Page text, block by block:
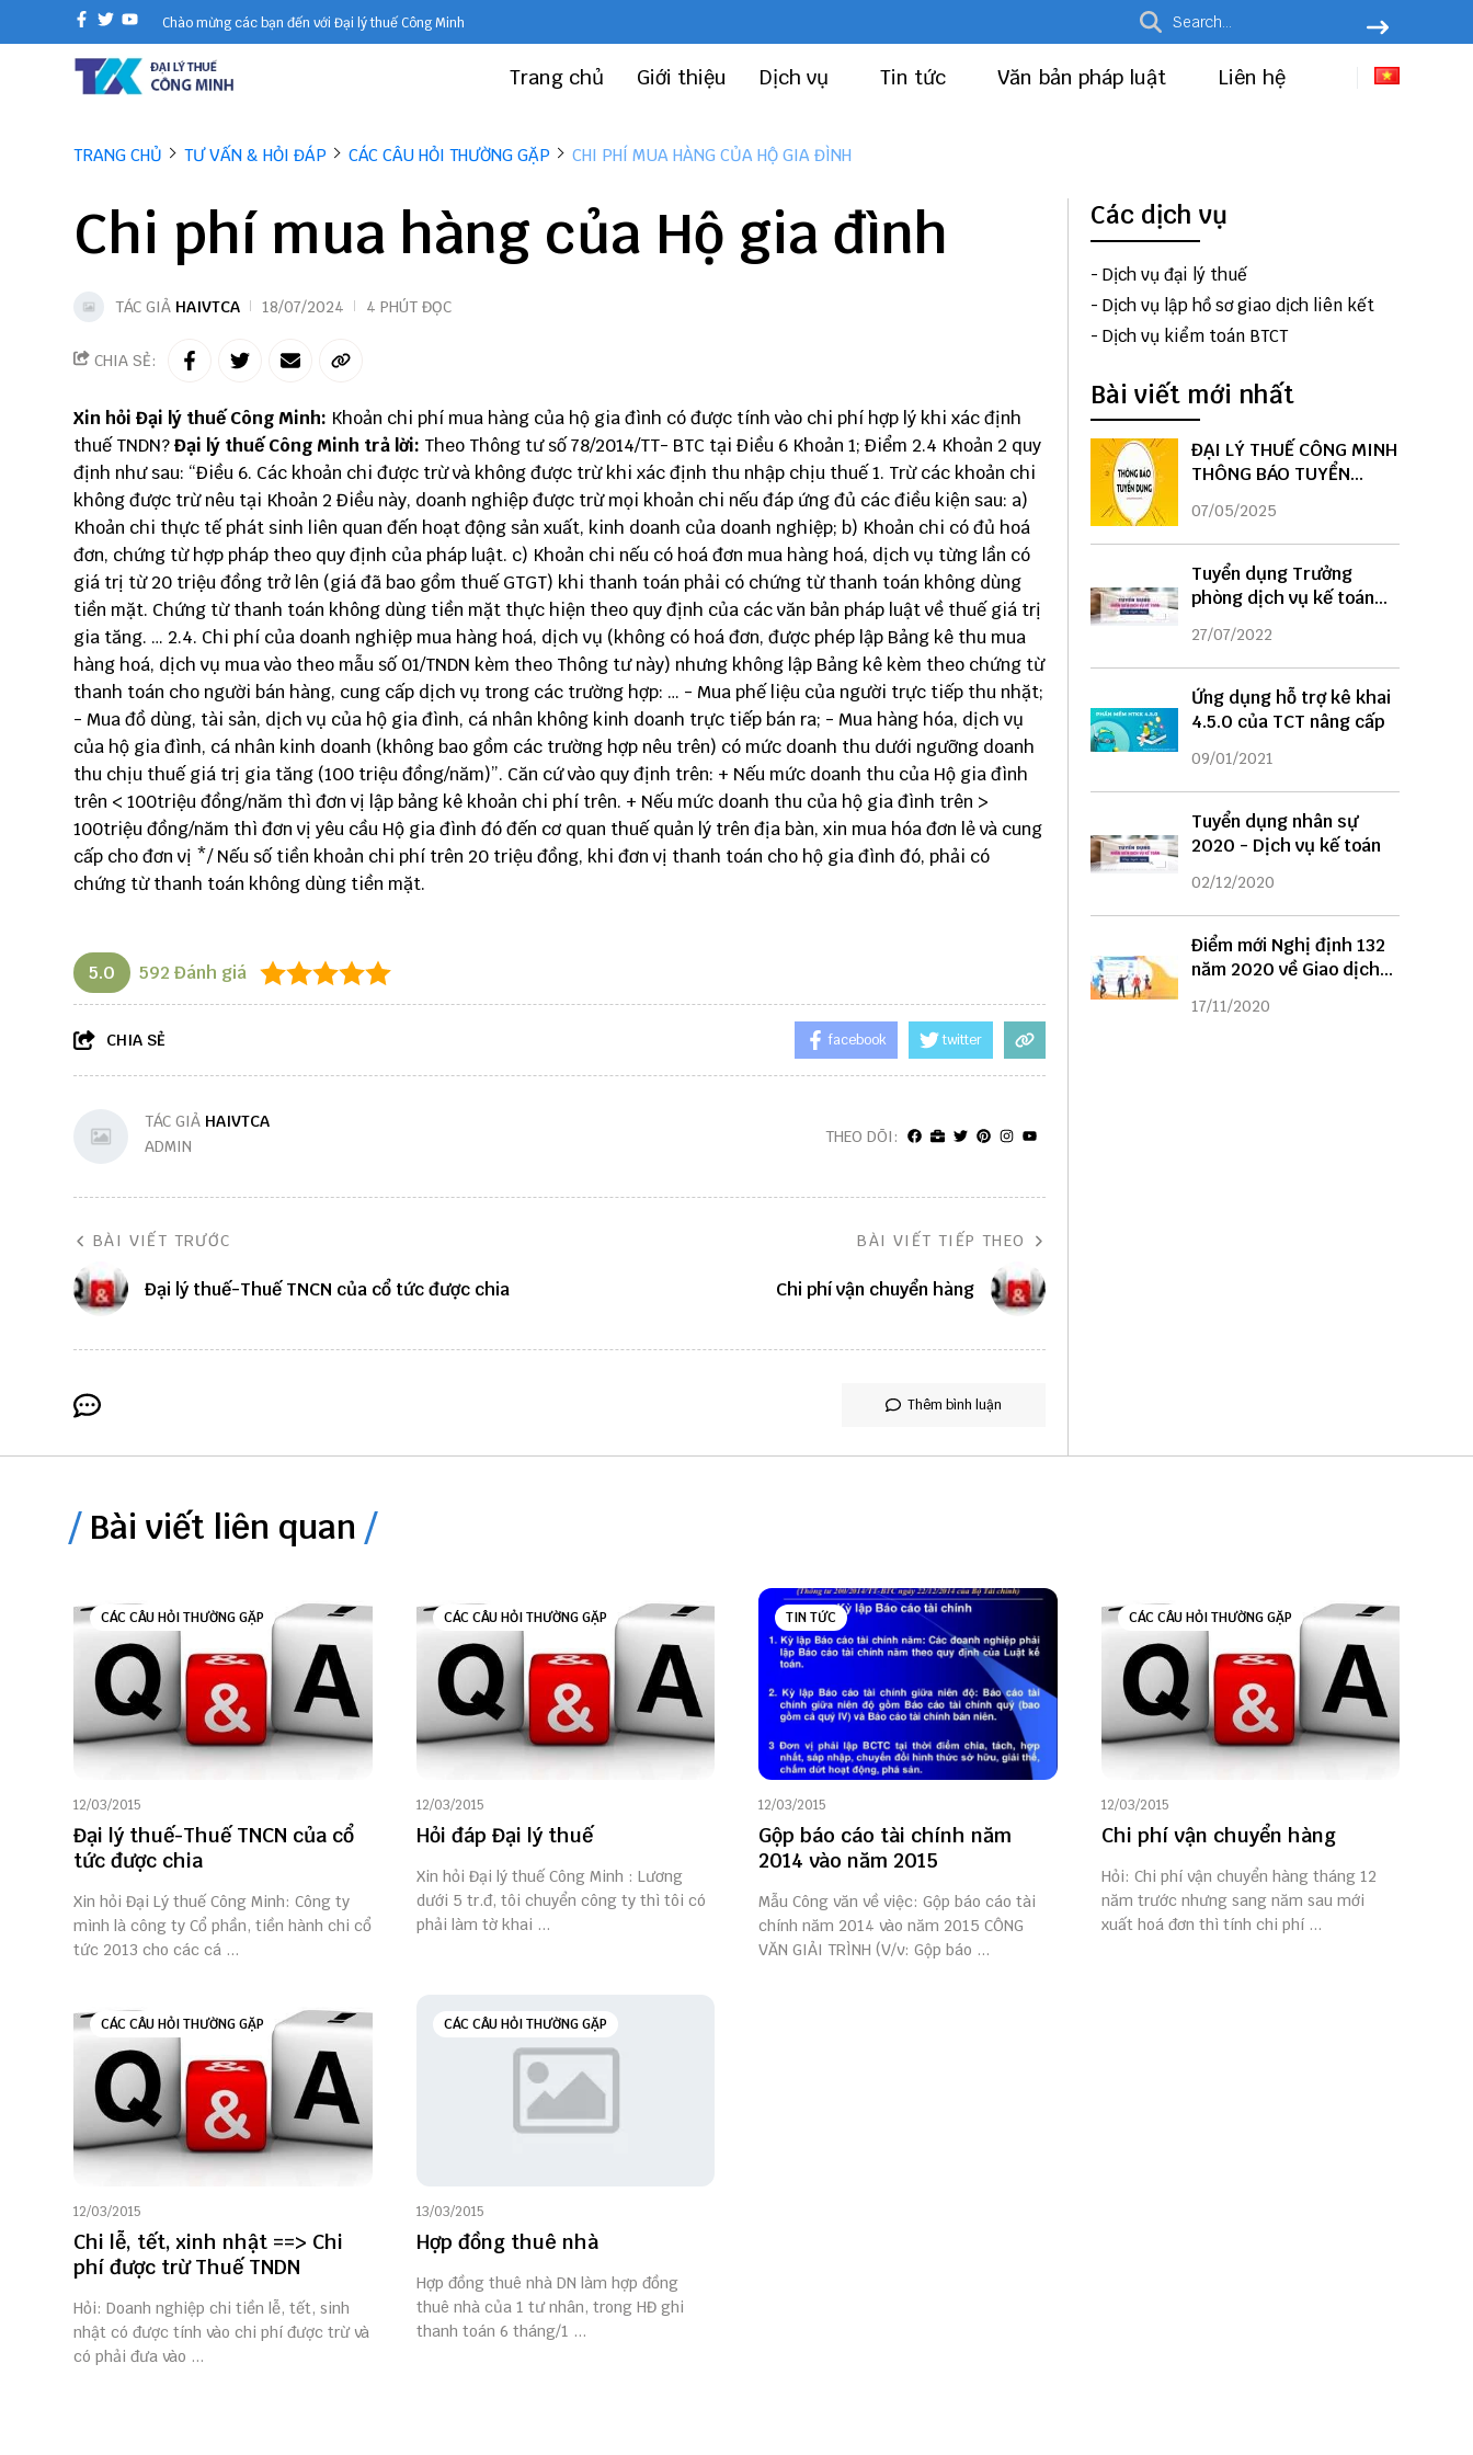
Chào mừng các bạn đến với Đại lý thuế Công Minh
Trang chủ Giới thiệu Dịch vụ Tin tức Văn bản pháp luật Liên hệ
TRANG CHỦ TƯ VẤN & HỎI ĐÁP CÁC CÂU HỎI THƯỜNG GẶP CHI PHÍ MUA HÀNG CỦA HỘ GIA ĐÌNH
Chi phí mua hàng của Hộ gia đình
TÁC GIẢ HAIVTCA 18/07/2024 4 PHÚT ĐỌC
CHIA SẺ:
Xin hỏi Đại lý thuế Công Minh: Khoản chi phí mua hàng của hộ gia đình có được tính vào chi phí hợp lý khi xác định
thuế TNDN?Đại lý thuế Công Minh trả lời: Theo Thông tư số 78/2014/TT- BTC tại Điều 6 Khoản 1; Điểm 2.4 Khoản 2 quy
định như sau: “Điều 6. Các khoản chi được trừ và không được trừ khi xác định thu nhập chịu thuế 1. Trừ các khoản chi
không được trừ nêu tại Khoản 2 Điều này, doanh nghiệp được trừ mọi khoản chi nếu đáp ứng đủ các điều kiện sau: a)
Khoản chi thực tế phát sinh liên quan đến hoạt động sản xuất, kinh doanh của doanh nghiệp; b) Khoản chi có đủ hoá
đơn, chứng từ hợp pháp theo quy định của pháp luật. c) Khoản chi nếu có hoá đơn mua hàng hoá, dịch vụ từng lần có
giá trị từ 20 triệu đồng trở lên (giá đã bao gồm thuế GTGT) khi thanh toán phải có chứng từ thanh toán không dùng
tiền mặt. Chứng từ thanh toán không dùng tiền mặt thực hiện theo quy định của các văn bản pháp luật về thuế giá trị
gia tăng. … 2.4. Chi phí của doanh nghiệp mua hàng hoá, dịch vụ (không có hoá đơn, được phép lập Bảng kê thu mua
hàng hoá, dịch vụ mua vào theo mẫu số 01/TNDN kèm theo Thông tư này) nhưng không lập Bảng kê kèm theo chứng từ
thanh toán cho người bán hàng, cung cấp dịch vụ trong các trường hợp: … - Mua phế liệu của người trực tiếp thu nhặt;
- Mua đồ dùng, tài sản, dịch vụ của hộ gia đình, cá nhân không kinh doanh trực tiếp bán ra; - Mua hàng hóa, dịch vụ
của hộ gia đình, cá nhân kinh doanh (không bao gồm các trường hợp nêu trên) có mức doanh thu dưới ngưỡng doanh
thu chịu thuế giá trị gia tăng (100 triệu đồng/năm)”. Căn cứ vào quy định trên: + Nếu mức doanh thu của Hộ gia đình
trên < 100triệu đồng/năm thì đơn vị lập bảng kê khoản chi phí trên. + Nếu mức doanh thu của hộ gia đình trên >
100triệu đồng/năm thì đơn vị yêu cầu Hộ gia đình đó đến cơ quan thuế quản lý trên địa bàn, xin mua hóa đơn lẻ và cung
cấp cho đơn vị */ Nếu số tiền khoản chi phí trên 20 triệu đồng, khi đơn vị thanh toán cho hộ gia đình đó, phải có
chứng từ thanh toán không dùng tiền mặt.
5.0 592 Đánh giá
CHIA SẺ facebook twitter
TÁC GIẢ HAIVTCA
ADMIN
THEO DÕI:
BÀI VIẾT TRƯỚC
Đại lý thuế-Thuế TNCN của cổ tức được chia
BÀI VIẾT TIẾP THEO
Chi phí vận chuyển hàng
Thêm bình luận
Các dịch vụ
- Dịch vụ đại lý thuế
- Dịch vụ lập hồ sơ giao dịch liên kết
- Dịch vụ kiểm toán BTCT
Bài viết mới nhất
ĐẠI LÝ THUẾ CÔNG MINH
THÔNG BÁO TUYỂN
DỤNG
07/05/2025
Tuyển dụng Trưởng
phòng dịch vụ kế toán
năm 2022
27/07/2022
Ứng dụng hỗ trợ kê khai
4.5.0 của TCT nâng cấp
09/01/2021
Tuyển dụng nhân sự
2020 - Dịch vụ kế toán
02/12/2020
Điểm mới Nghị định 132
năm 2020 về Giao dịch
liên kết
17/11/2020
Bài viết liên quan
CÁC CÂU HỎI THƯỜNG GẶP
12/03/2015
Đại lý thuế-Thuế TNCN của cổ
tức được chia
Xin hỏi Đại Lý thuế Công Minh: Công ty
mình là công ty Cổ phần, tiền hành chi cổ
tức 2013 cho các cá ...
CÁC CÂU HỎI THƯỜNG GẶP
12/03/2015
Hỏi đáp Đại lý thuế
Xin hỏi Đại lý thuế Công Minh : Lương
dưới 5 tr.đ, tôi chuyển công ty thì tôi có
phải làm tờ khai ...
TIN TỨC
12/03/2015
Gộp báo cáo tài chính năm
2014 vào năm 2015
Mẫu Công văn về việc: Gộp báo cáo tài
chính năm 2014 vào năm 2015 CÔNG
VĂN GIẢI TRÌNH (V/v: Gộp báo ...
CÁC CÂU HỎI THƯỜNG GẶP
12/03/2015
Chi phí vận chuyển hàng
Hỏi: Chi phí vận chuyển hàng tháng 12
năm trước nhưng sang năm sau mới
xuất hoá đơn thì tính chi phí ...
CÁC CÂU HỎI THƯỜNG GẶP
12/03/2015
Chi lễ, tết, xinh nhật ==> Chi
phí được trừ Thuế TNDN
Hỏi: Doanh nghiệp chi tiền lễ, tết, sinh
nhật có được tính vào chi phí được trừ và
có phải đưa vào ...
CÁC CÂU HỎI THƯỜNG GẶP
13/03/2015
Hợp đồng thuê nhà
Hợp đồng thuê nhà DN làm hợp đồng
thuê nhà của 1 tư nhân, trong HĐ ghi
thanh toán 6 tháng/1 ...